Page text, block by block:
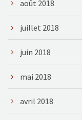
août 2018
juillet 2018
juin 2018
mai 2018
avril 2018